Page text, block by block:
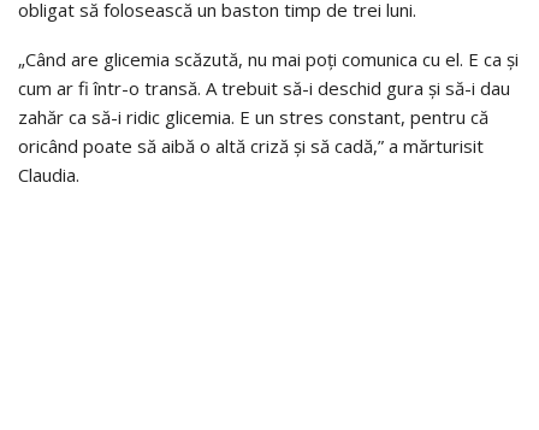
obligat să folosească un baston timp de trei luni.
„Când are glicemia scăzută, nu mai poți comunica cu el. E ca și
cum ar fi într-o transă. A trebuit să-i deschid gura și să-i dau
zahăr ca să-i ridic glicemia. E un stres constant, pentru că
oricând poate să aibă o altă criză și să cadă,” a mărturisit
Claudia.